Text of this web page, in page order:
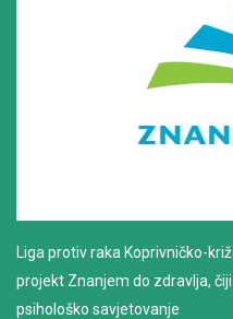
Liga protiv raka Koprivničko-
projekt Znanjem do zdravlja,
psihološko savjetovanje